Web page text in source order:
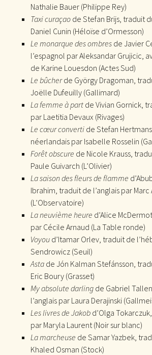
Nathalie Bauer (Philippe Rey)
Taxi curaçao de Stefan Brijs, traduit
Daniel Cunin (Héloïse d’Ormesson)
Le monarque des ombres de Javier
l’espagnol par Aleksandar Grujicic,
de Karine Louesdon (Actes Sud)
Le bûcherde György Dragoman,
Joëlle Dufeuilly (Gallimard)
La femme à part de Vivian Gornick,
par Laetitia Devaux (Rivages)
Le cœur converti de Stefan
néerlandais par Isabelle Rosselin
Forêt obscure de Nicole Krauss,
Paule Guivarch (L’Olivier)
La saison des fleurs de flamme
Ibrahim, traduit de l’anglais par
(L’Observatoire)
La neuvième heure d’Alice
par Cécile Arnaud (La Table ronde)
Voyou d’Itamar Orlev, traduit de
Sendrowicz (Seuil)
Asta de Jón Kalman Stefánsson,
Eric Boury (Grasset)
My absolute darling de Gabriel
l’anglais par Laura Derajinski
Les livres de Jakob d’Olga
par Maryla Laurent (Noir sur blanc)
La marcheuse de Samar Yazbek,
Khaled Osman (Stock)